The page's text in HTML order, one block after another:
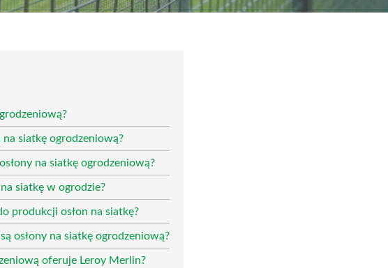
na siatkę ogrodzeniową?
na siatkę ogrodzeniową?
siatkę w ogrodzie?
produkcji osłon na siatkę?
osłony na siatkę ogrodzeniową?
oferuje Leroy Merlin?